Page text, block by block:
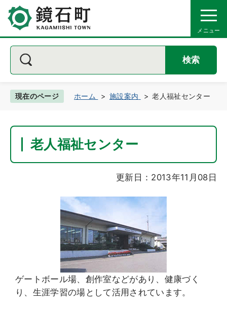
検索
現在のページ ホーム 施設案内 老人福祉センター
老人福祉センター
更新日：2013年11月08日
ゲートボール場、創作室などがあり、健康づく
り、生涯学習の場として活用されています。